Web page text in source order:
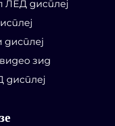
ЛЕД дисплеј
зид